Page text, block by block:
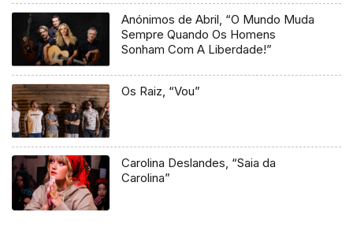
Anónimos de Abril, “O Mundo Muda
Sempre Quando Os Homens
Sonham Com A Liberdade!”
Os Raiz, “Vou”
Carolina Deslandes, “Saia da
Carolina”